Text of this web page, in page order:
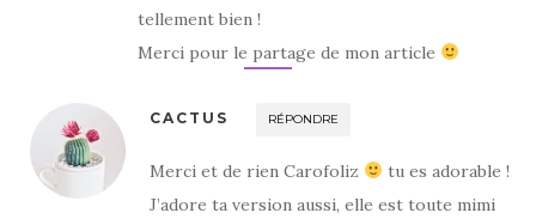
tellement bien !
Merci pour le partage de mon article
CACTUS RÉPONDRE
Merci et de rien Carofoliz
tu es adorable !
J’adore ta version aussi, elle est toute mimi